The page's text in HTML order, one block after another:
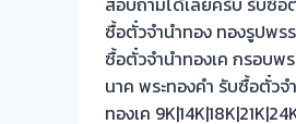
รับ
ซื้อ
ทอง
|
ซื้อตั๋วจำนำทอง ทองรูปพ
ซื้อตั๋วจำนำทองเค กรอบพ
นาค พระทองคำ รับซื้อตั๋ว
ทองเค